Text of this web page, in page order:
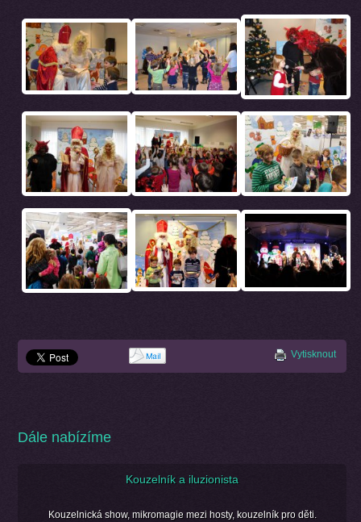
Vytisknout
Dále nabízíme
Kouzelník a iluzionista
Kouzelnická show, mikromagie mezi hosty, kouzelník pro děti.